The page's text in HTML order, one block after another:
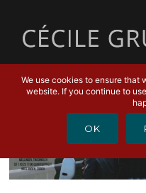
We use cookies to ensure that
website. If you continue to
OK